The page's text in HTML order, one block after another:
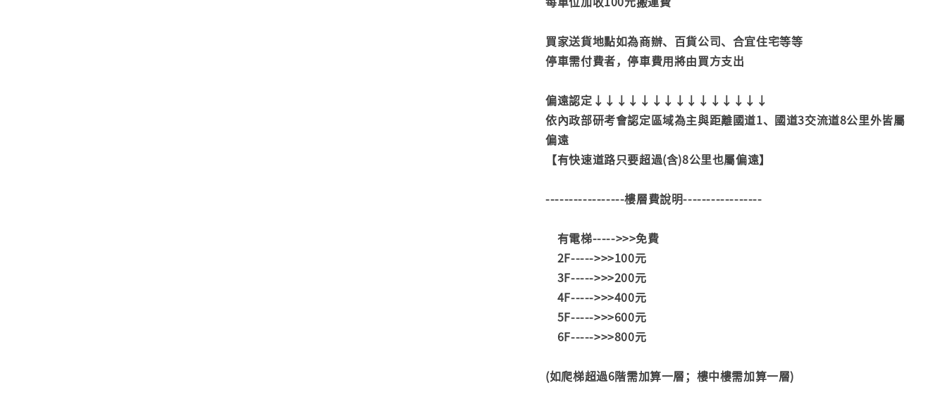
買家送貨地點如為商辦、百貨公司、合宜住宅等等
停車需付費者，停車費用將由買方支出
偏遠認定↓↓↓↓↓↓↓↓↓↓↓↓↓↓↓
依內政部研考會認定區域為主與距離國道1、國道3交流道8公里外皆屬
偏遠
【有快速道路只要超過(含)8公里也屬偏遠】
-----------------樓層費說明-----------------
有電梯----->>>免費
2F----->>>100元
3F----->>>200元
4F----->>>400元
5F----->>>600元
6F----->>>800元
(如爬梯超過6階需加算一層；樓中樓需加算一層)